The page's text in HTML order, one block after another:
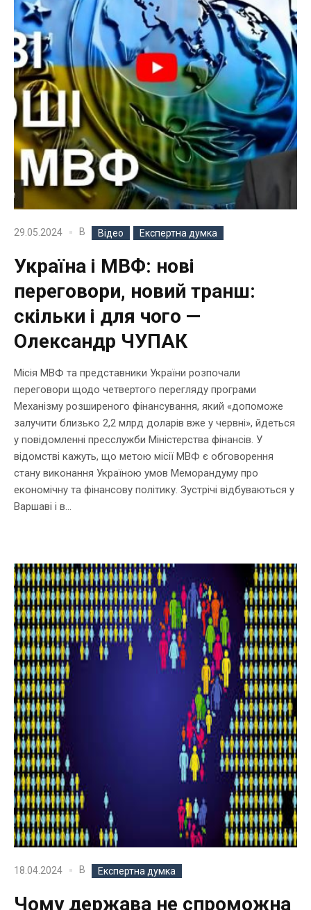
29.05.2024 В Відео Експертна думка
Україна і МВФ: нові
переговори, новий транш:
скільки і для чого —
Олександр ЧУПАК
Місія МВФ та представники України розпочали
переговори щодо четвертого перегляду програми
Механізму розширеного фінансування, який «допоможе
залучити близько 2,2 млрд доларів вже у червні», йдеться
у повідомленні пресслужби Міністерства фінансів. У
відомстві кажуть, що метою місії МВФ є обговорення
стану виконання Україною умов Меморандуму про
економічну та фінансову політику. Зустрічі відбуваються у
Варшаві і в...
18.04.2024 В Експертна думка
Чому держава не спроможна